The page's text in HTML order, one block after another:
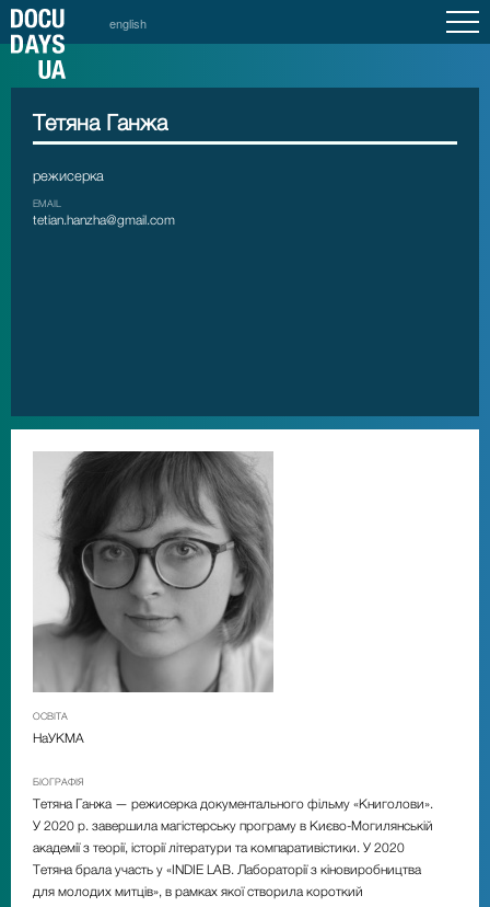
english
Тетяна Ганжа
режисерка
EMAIL
tetian.hanzha@gmail.com
ОСВІТА
НаУКМА
БІОГРАФІЯ
Тетяна Ганжа — режисерка документального фільму «Книголови».
У 2020 р. завершила магістерську програму в Києво-Могилянській
академії з теорії, історії літератури та компаративістики. У 2020
Тетяна брала участь у «INDIE LAB. Лабораторії з кіновиробництва
для молодих митців», в рамках якої створила короткий